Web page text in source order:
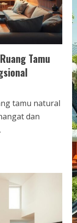
Tamu
tamu natural
dan